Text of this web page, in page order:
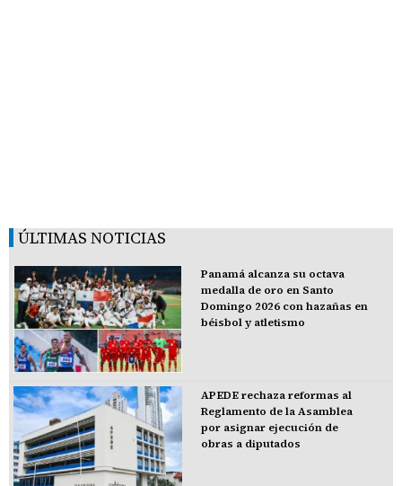
ÚLTIMAS NOTICIAS
Panamá alcanza su octava
medalla de oro en Santo
Domingo 2026 con hazañas en
béisbol y atletismo
APEDE rechaza reformas al
Reglamento de la Asamblea
por asignar ejecución de
obras a diputados